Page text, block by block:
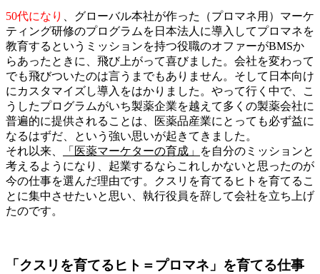
50代になり
、グローバル本社が作った（プロマネ用）マーケ
ティング研修のプログラムを日本法人に導入してプロマネを
教育するというミッションを持つ役職のオファーがBMSか
らあったときに、飛び上がって喜びました。会社を変わって
でも飛びついたのは言うまでもありません。そして日本向け
にカスタマイズし導入をはかりました。やって行く中で、こ
うしたプログラムがいち製薬企業を越えて多くの製薬会社に
普遍的に提供されることは、医薬品産業にとっても必ず益に
なるはずだ、という強い思いが起きてきました。
それ以来、
「医薬マーケターの育成」
を自分のミッションと
考えるようになり、起業するならこれしかないと思ったのが
今の仕事を選んだ理由です。クスリを育てるヒトを育てるこ
とに集中させたいと思い、執行役員を辞して会社を立ち上げ
たのです。
「クスリを育てるヒト＝プロマネ」を育てる仕事